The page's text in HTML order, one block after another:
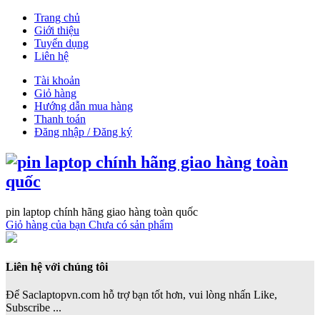
Trang chủ
Giới thiệu
Tuyển dụng
Liên hệ
Tài khoản
Giỏ hàng
Hướng dẫn mua hàng
Thanh toán
Đăng nhập / Đăng ký
pin laptop chính hãng giao hàng toàn quốc
Giỏ hàng của bạn Chưa có sản phẩm
Liên hệ với chúng tôi
Để Saclaptopvn.com hỗ trợ bạn tốt hơn, vui lòng nhấn Like,
Subscribe ...